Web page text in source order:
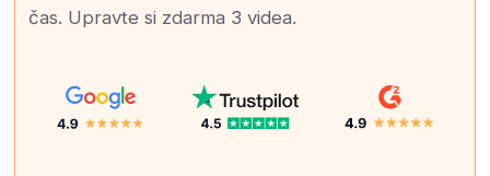
čas. Upravte si zdarma 3 videa.